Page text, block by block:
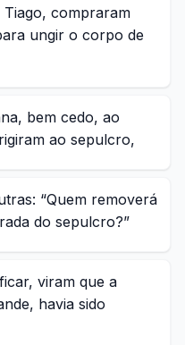
Tiago, compraram
ungir o corpo de
bem cedo, ao
ao sepulcro,
“Quem removerá
do sepulcro?”
viram que a
havia sido